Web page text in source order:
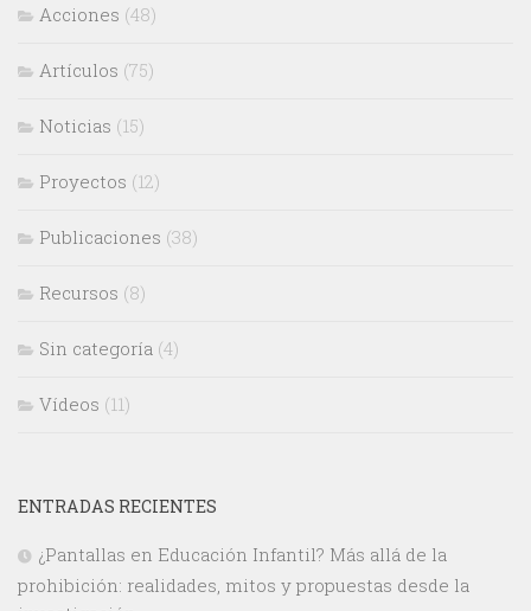
Acciones (48)
Artículos (75)
Noticias (15)
Proyectos (12)
Publicaciones (38)
Recursos (8)
Sin categoría (4)
Vídeos (11)
ENTRADAS RECIENTES
¿Pantallas en Educación Infantil? Más allá de la
prohibición: realidades, mitos y propuestas desde la